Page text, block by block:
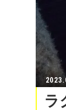
ラ